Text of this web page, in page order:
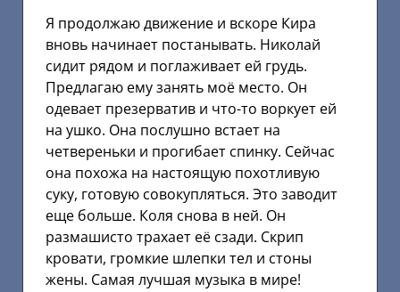
Я продолжаю движение и вскоре Кира
вновь начинает постанывать. Николай
сидит рядом и поглаживает ей грудь.
Предлагаю ему занять моё место. Он
одевает презерватив и что-то воркует ей
на ушко. Она послушно встает на
четвереньки и прогибает спинку. Сейчас
она похожа на настоящую похотливую
суку, готовую совокупляться. Это заводит
еще больше. Коля снова в ней. Он
размашисто трахает её сзади. Скрип
кровати, громкие шлепки тел и стоны
жены. Самая лучшая музыка в мире!